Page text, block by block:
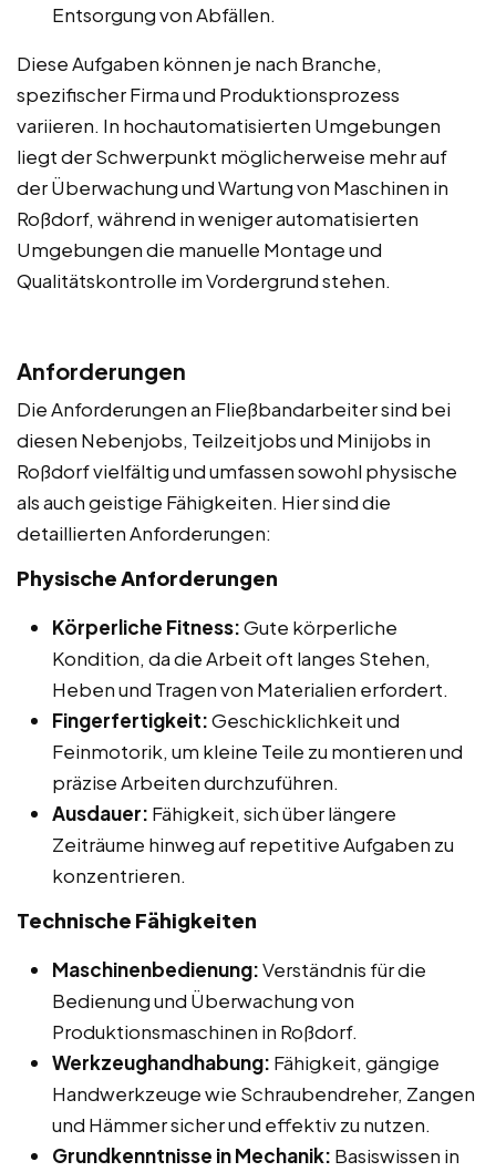
Entsorgung von Abfällen.
Diese Aufgaben können je nach Branche,
spezifischer Firma und Produktionsprozess
variieren. In hochautomatisierten Umgebungen
liegt der Schwerpunkt möglicherweise mehr auf
der Überwachung und Wartung von Maschinen in
Roßdorf, während in weniger automatisierten
Umgebungen die manuelle Montage und
Qualitätskontrolle im Vordergrund stehen.
Anforderungen
Die Anforderungen an Fließbandarbeiter sind bei
diesen Nebenjobs, Teilzeitjobs und Minijobs in
Roßdorf vielfältig und umfassen sowohl physische
als auch geistige Fähigkeiten. Hier sind die
detaillierten Anforderungen:
Physische Anforderungen
Körperliche Fitness:Gute körperliche
Kondition, da die Arbeit oft langes Stehen,
Heben und Tragen von Materialien erfordert.
Fingerfertigkeit:Geschicklichkeit und
Feinmotorik, um kleine Teile zu montieren und
präzise Arbeiten durchzuführen.
Ausdauer: Fähigkeit, sich über längere
Zeiträume hinweg auf repetitive Aufgaben zu
konzentrieren.
Technische Fähigkeiten
Maschinenbedienung:Verständnis für die
Bedienung und Überwachung von
Produktionsmaschinen in Roßdorf.
Werkzeughandhabung: Fähigkeit, gängige
Handwerkzeuge wie Schraubendreher, Zangen
und Hämmer sicher und effektiv zu nutzen.
Grundkenntnisse in Mechanik: Basiswissen in